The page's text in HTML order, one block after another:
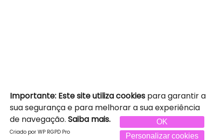
Importante: Este site utiliza cookies para garantir a
sua segurança e para melhorar a sua experiência
de navegação. Saiba mais.
OK
Personalizar cookies
Criado por WP RGPD Pro